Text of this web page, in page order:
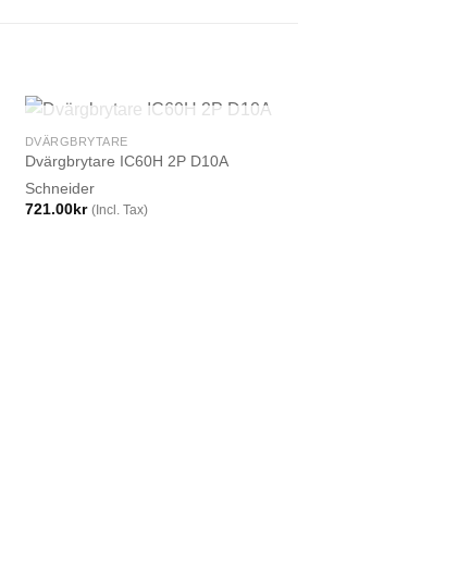
SLUT I LAGER
DVÄRGBRYTARE
Dvärgbrytare IC60H 2P D10A
Schneider
721.00kr (Incl. Tax)